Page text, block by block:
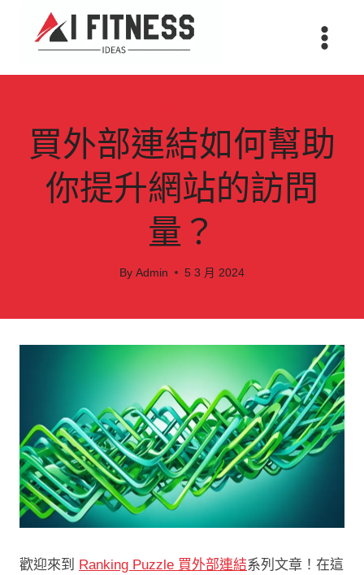
content
買外部連結如何幫助
你提升網站的訪問
量？
By Admin 5 3 月 2024
歡迎來到 Ranking Puzzle 買外部連結系列文章！在這